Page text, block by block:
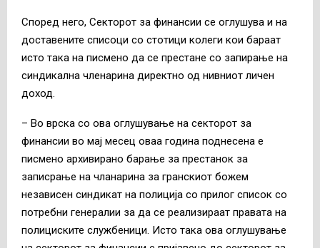
Според него, Секторот за финансии се оглушува и на
доставените списоци со стотици колеги кои бараат
исто така на писмено да се престане со запирање на
синдикална членарина директно од нивниот личен
доход.
– Во врска со ова оглушување на секторот за
финансии во мај месец оваа година поднесена е
писмено архивирано барање за престанок за
записрање на чланарина за гранскиот божем
независен синдикат на полиција со прилог список со
потребни генералии за да се реализираат правата на
полициските службеници. Исто така ова оглушување